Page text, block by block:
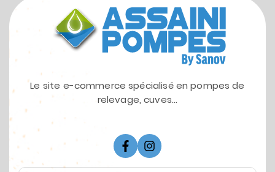
Le site e-commerce spécialisé en pompes de
relevage, cuves...